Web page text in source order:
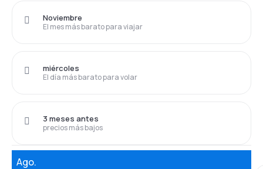
El mes más barato para viajar
Noviembre
El día más barato para volar
miércoles
precios más bajos
3 meses antes
Ago.